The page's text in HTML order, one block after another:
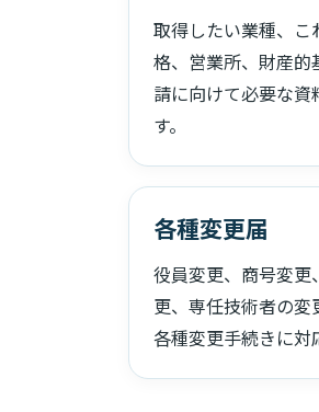
取得したい業種、こ
格、営業所、財産的
請に向けて必要な資
す。
各種変更届
役員変更、商号変更
更、専任技術者の変
各種変更手続きに対